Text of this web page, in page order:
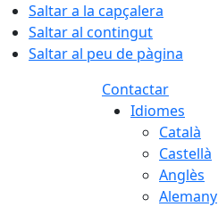
Saltar a la capçalera
Saltar al contingut
Saltar al peu de pàgina
Contactar
Idiomes
Català
Castellà
Anglès
Alemany